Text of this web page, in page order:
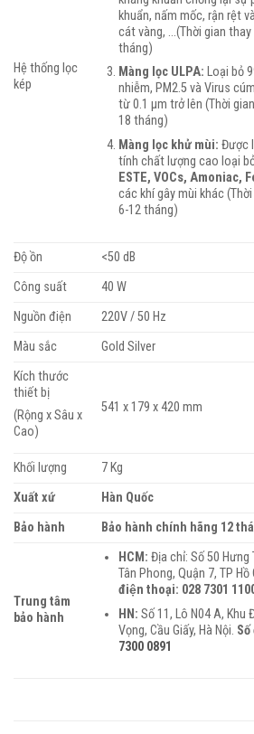
Hệ thống lọc
kép
khuẩn, nấm mốc, rận rệt
cát vàng, …(Thời gian
tháng)
Màng lọc ULPA: Loại bỏ
nhiễm, PM2.5 và Virus
từ 0.1 µm trở lên (Thời
18 tháng)
Màng lọc khử mùi: Được
tính chất lượng cao loại
ESTE, VOCs, Amoniac,
các khí gây mùi khác
6-12 tháng)
Độ ồn
<50 dB
Công suất
40 W
Nguồn điện
220V / 50 Hz
Màu sắc
Gold Silver
Kích thước
thiết bị
(Rộng x Sâu x
Cao)
541 x 179 x 420 mm
Khối lượng
7 Kg
Xuất xứ
Hàn Quốc
Bảo hành
Bảo hành chính hãng 12
Trung tâm
bảo hành
HCM: Địa chỉ: Số 50 Hưng
Tân Phong, Quận 7, TP Hồ
điện thoại: 028 7301
HN: Số 11, Lô N04 A, Khu
Vọng, Cầu Giấy, Hà Nội.
7300 0891